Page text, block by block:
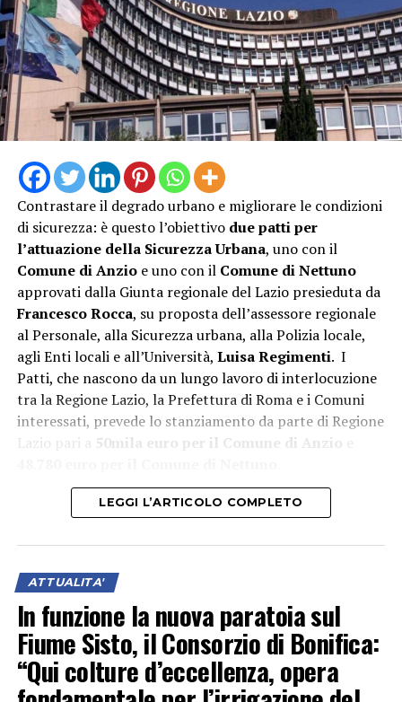
Contrastare il degrado urbano e migliorare le condizioni
di sicurezza: è questo l’obiettivo due patti per
l’attuazione della Sicurezza Urbana, uno con il
Comune di Anzioe uno con il Comune di Nettuno
approvati dalla Giunta regionale del Lazio presieduta da
Francesco Rocca, su proposta dell’assessore regionale
al Personale, alla Sicurezza urbana, alla Polizia locale,
agli Enti locali e all’Università, Luisa Regimenti. I
Patti, che nascono da un lungo lavoro di interlocuzione
tra la Regione Lazio, la Prefettura di Roma e i Comuni
interessati, prevede lo stanziamento da parte di Regione
Lazio pari a
50mila euro per il Comune di Anzio e
LEGGI L’ARTICOLO COMPLETO
ATTUALITA'
In funzione la nuova paratoia sul
Fiume Sisto, il Consorzio di Bonifica:
“Qui colture d’eccellenza, opera